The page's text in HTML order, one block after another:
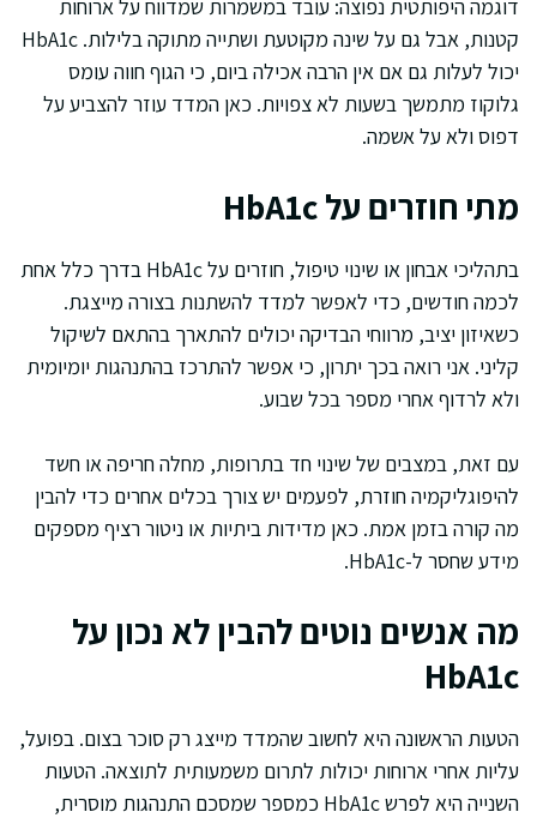
דוגמה היפותטית נפוצה: עובד במשמרות שמדווח על ארוחות
קטנות, אבל גם על שינה מקוטעת ושתייה מתוקה בלילות. HbA1c
יכול לעלות גם אם אין הרבה אכילה ביום, כי הגוף חווה עומס
גלוקוז מתמשך בשעות לא צפויות. כאן המדד עוזר להצביע על
דפוס ולא על אשמה.
מתי חוזרים על HbA1c
בתהליכי אבחון או שינוי טיפול, חוזרים על HbA1c בדרך כלל אחת
לכמה חודשים, כדי לאפשר למדד להשתנות בצורה מייצגת.
כשאיזון יציב, מרווחי הבדיקה יכולים להתארך בהתאם לשיקול
קליני. אני רואה בכך יתרון, כי אפשר להתרכז בהתנהגות יומיומית
ולא לרדוף אחרי מספר בכל שבוע.
עם זאת, במצבים של שינוי חד בתרופות, מחלה חריפה או חשד
להיפוגליקמיה חוזרת, לפעמים יש צורך בכלים אחרים כדי להבין
מה קורה בזמן אמת. כאן מדידות ביתיות או ניטור רציף מספקים
מידע שחסר ל-HbA1c.
מה אנשים נוטים להבין לא נכון על
HbA1c
הטעות הראשונה היא לחשוב שהמדד מייצג רק סוכר בצום. בפועל,
עליות אחרי ארוחות יכולות לתרום משמעותית לתוצאה. הטעות
השנייה היא לפרש HbA1c כמספר שמסכם התנהגות מוסרית,